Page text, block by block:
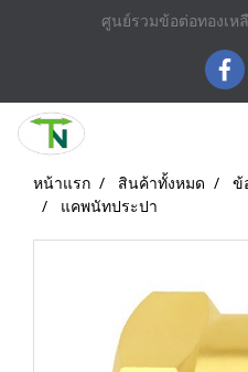
ศูนย์รวมข้อต่อทองเ
หน้าแรก สินค้าทั้งหมด
ข้
แคพนัทประปา